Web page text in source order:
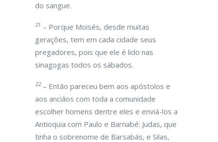
do sangue.
21 – Porque Moisés, desde muitas
gerações, tem em cada cidade seus
pregadores, pois que ele é lido nas
sinagogas todos os sábados.
22– Então pareceu bem aos apóstolos e
aos anciãos com toda a comunidade
escolher homens dentre eles e enviá-los a
Antioquia com Paulo e Barnabé: Judas, que
tinha o sobrenome de Barsabás, e Silas,